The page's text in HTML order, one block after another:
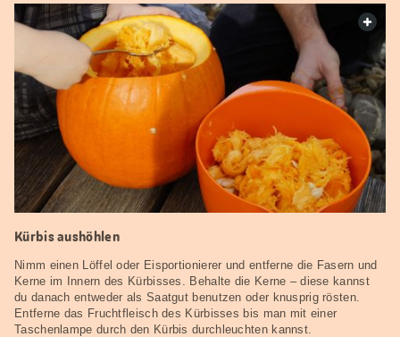
Kürbis aushöhlen
Nimm einen Löffel oder Eisportionierer und entferne die Fasern und
Kerne im Innern des Kürbisses. Behalte die Kerne – diese kannst
du danach entweder als Saatgut benutzen oder knusprig rösten.
Entferne das Fruchtfleisch des Kürbisses bis man mit einer
Taschenlampe durch den Kürbis durchleuchten kannst.